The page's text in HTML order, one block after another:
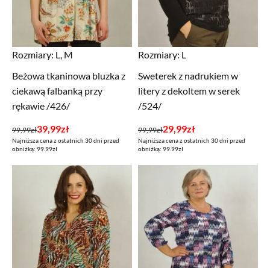
Rozmiary: L, M
Beżowa tkaninowa bluzka z
ciekawą falbanką przy
rękawie /426/
99,99zł
Pierwotna
cena
39,99zł
Aktualna
cena
Najniższa cena z ostatnich 30 dni przed
obniżką: 99.99zł
Rozmiary: L
Sweterek z nadrukiem w
litery z dekoltem w serek
/524/
99,99zł
Pierwotna
cena
29,99zł
Aktualna
cena
Najniższa cena z ostatnich 30 dni przed
obniżką: 99.99zł